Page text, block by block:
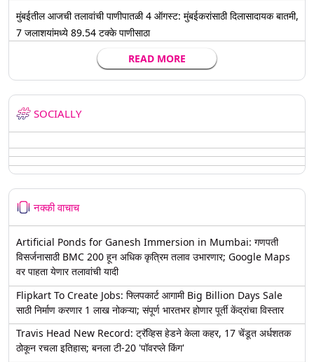
मुंबईतील आजची तलावांची पाणीपातळी 4 ऑगस्ट: मुंबईकरांसाठी दिलासादायक बातमी,
7 जलाशयांमध्ये 89.54 टक्के पाणीसाठा
READ MORE
SOCIALLY
नक्की वाचाच
Artificial Ponds for Ganesh Immersion in Mumbai: गणपती
विसर्जनासाठी BMC 200 हून अधिक कृत्रिम तलाव उभारणार; Google Maps
वर पाहता येणार तलावांची यादी
Flipkart To Create Jobs: फ्लिपकार्ट आगामी Big Billion Days Sale
साठी निर्माण करणार 1 लाख नोकऱ्या; संपूर्ण भारतभर होणार पूर्ती केंद्रांचा विस्तार
Travis Head New Record: ट्रॅव्हिस हेडने केला कहर, 17 चेंडूत अर्धशतक
ठोकून रचला इतिहास; बनला टी-20 'पॉवरप्ले किंग'